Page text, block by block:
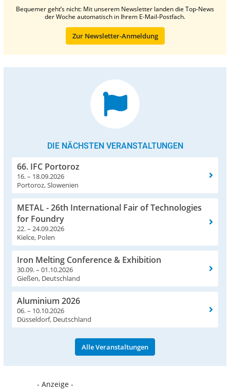
Bequemer geht’s nicht: Mit unserem Newsletter landen die Top-News
der Woche automatisch in Ihrem E-Mail-Postfach.
Zur Newsletter-Anmeldung
DIE NÄCHSTEN VERANSTALTUNGEN
66. IFC Portoroz
16. – 18.09.2026
Portoroz, Slowenien
METAL - 26th International Fair of Technologies
for Foundry
22. – 24.09.2026
Kielce, Polen
Iron Melting Conference & Exhibition
30.09. – 01.10.2026
Gießen, Deutschland
Aluminium 2026
06. – 10.10.2026
Düsseldorf, Deutschland
Alle Veranstaltungen
- Anzeige -